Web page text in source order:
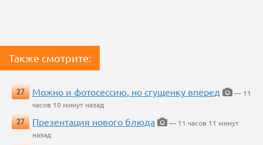
Также смотрите:
27 Можно и фотосессию, но сгущенку вперед
— 11
часов 10 минут назад
27
Презентация нового блюда
— 11 часов 11 минут
назад